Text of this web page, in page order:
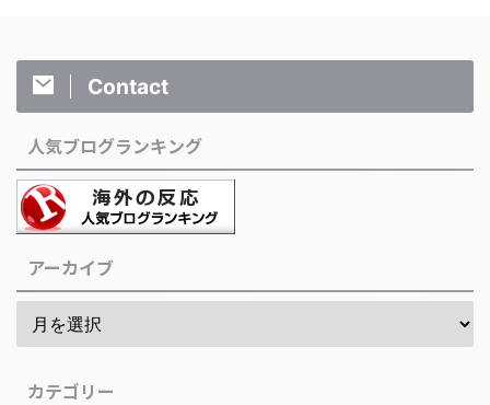
Contact
人気ブログランキング
アーカイブ
カテゴリー